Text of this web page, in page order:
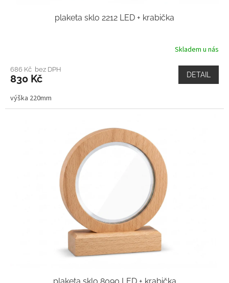
plaketa sklo 2212 LED + krabička
Skladem u nás
686 Kč bez DPH
830 Kč DETAIL
výška 220mm